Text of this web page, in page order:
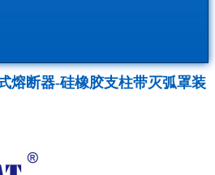
熔断器-硅橡胶支柱带灭弧罩装